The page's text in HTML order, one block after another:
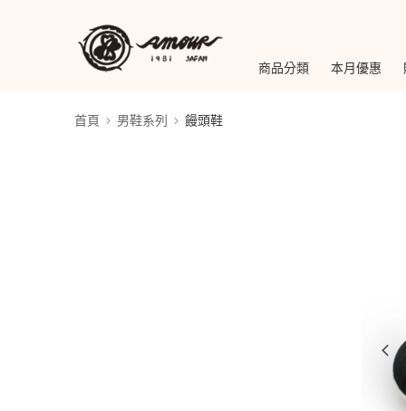
商品分類 本月優惠
首頁 男鞋系列 饅頭鞋